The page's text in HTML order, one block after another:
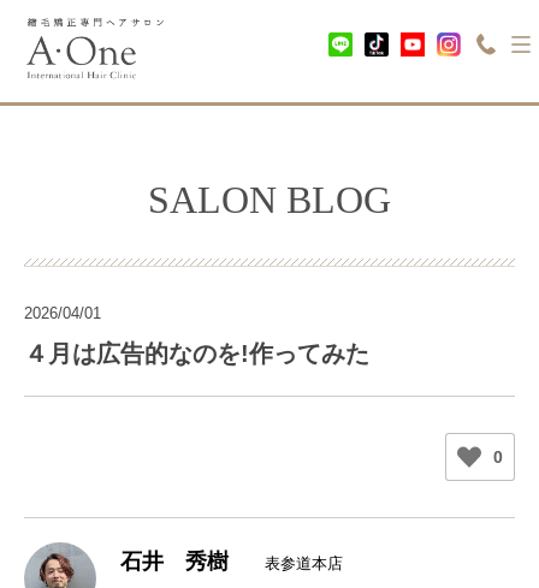
SALON BLOG
2026/04/01
４月は広告的なのを!作ってみた
0
石井 秀樹
表参道本店